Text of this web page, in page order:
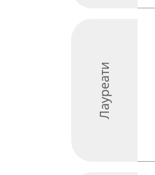
Лауреати